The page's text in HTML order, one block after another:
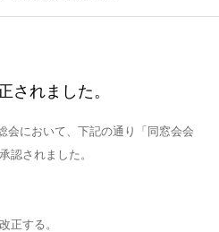
されました。
会において、下記の通り「同窓会会
認されました。
正する。